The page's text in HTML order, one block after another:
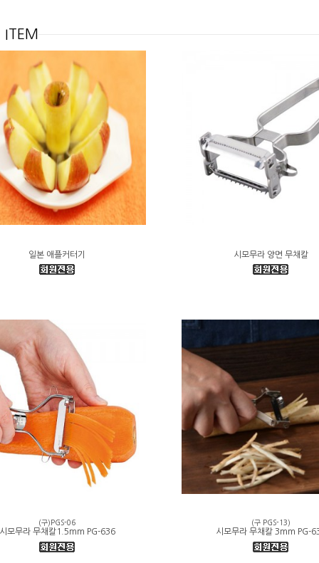
ITEM
일본 애플커터기 시모무라 양면 무채칼
(구)PGS-06
모무라 무채칼1.5mm PG-636
(구 PGS-13)
시모무라 무채칼 3mm PG-